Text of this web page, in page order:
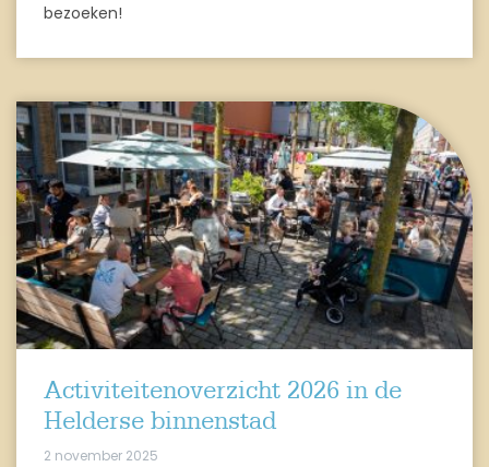
bezoeken!
Activiteitenoverzicht 2026 in de
Helderse binnenstad
2 november 2025